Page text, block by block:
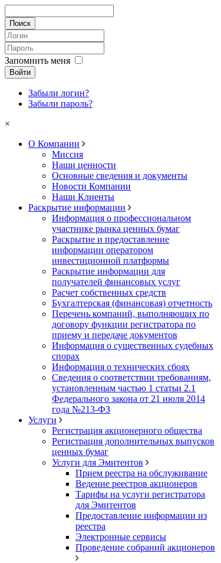
Запомнить меня
Войти
Забыли логин?
Забыли пароль?
×
О Компании
Миссия
Наши ценности
Основные сведения и документы
Новости Компании
Наши Клиенты
Раскрытие информации
Информация о профессиональном
участнике рынка ценных бумаг
Раскрытие и предоставление
информации оператором
инвестиционной платформы
Раскрытие информации для
получателей финансовых услуг
Расчет собственных средств
Бухгалтерская (финансовая) отчетность
Перечень компаний, выполняющих по
договору функции регистратора по
приему и передаче документов
Информация о существенных судебных
спорах
Информация о технических сбоях
Сведения о соответствии требованиям,
установленным частью 1 статьи 2.1
Федерального закона от 21 июля 2014
года №213-ФЗ
Услуги
Регистрация акционерного общества
Регистрация дополнительных выпусков
ценных бумаг
Услуги для Эмитентов
Прием реестра на обслуживание
Ведение реестров акционеров
Тарифы на услуги регистратора
для Эмитентов
Предоставление информации из
реестра
Электронные сервисы
Проведение собраний акционеров